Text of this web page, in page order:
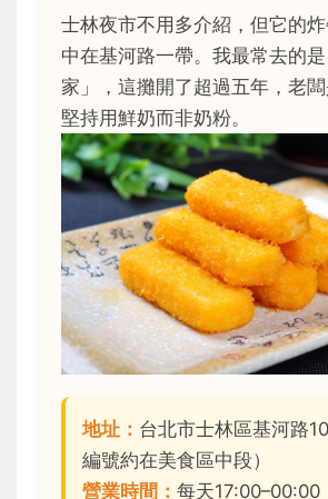
士林夜市不用多介紹，但它的
中在基河路一帶。我最常去的
家」，這攤開了超過五年，老闆
堅持用鮮奶而非奶粉。
地址： 台北市士林區基河路
編號約在美食區中段）
營業時間： 每天17:00–00:00